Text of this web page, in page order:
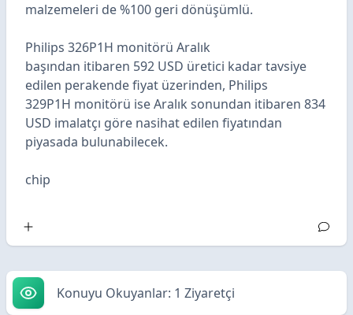
malzemeleri de %100 geri dönüşümlü.
Philips 326P1H monitörü Aralık
başından itibaren 592 USD üretici kadar tavsiye
edilen perakende fiyat üzerinden, Philips
329P1H monitörü iseAralık sonundan itibaren 834
USD imalatçı göre nasihat edilen fiyatından
piyasada bulunabilecek.
chip
Konuyu Okuyanlar: 1 Ziyaretçi